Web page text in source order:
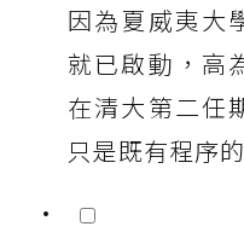
因為夏威夷大
就已啟動，高
在清大第二任
只是既有程序